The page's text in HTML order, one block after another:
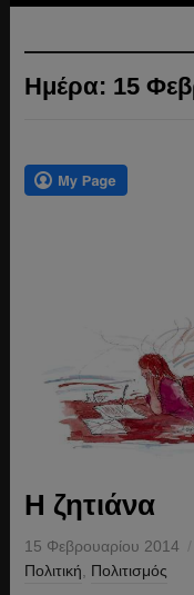
Ημέρα: 15
Η ζητιάνα
15 Φεβρουαρίου 2014
Πολιτική
Πολιτισμός